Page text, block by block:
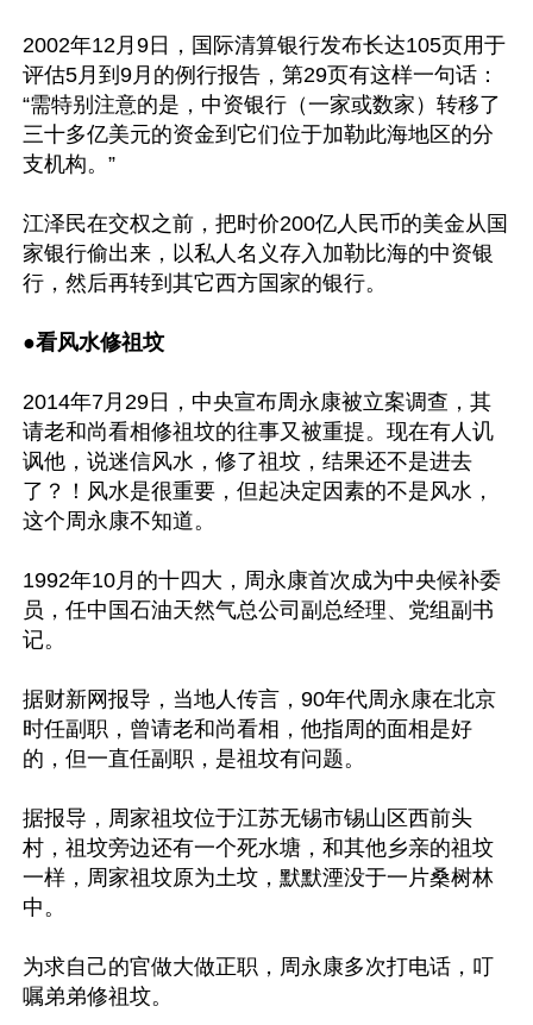
2002年12月9日，国际清算银行发布长达105页用于
评估5月到9月的例行报告，第29页有这样一句话：
“需特别注意的是，中资银行（一家或数家）转移了
三十多亿美元的资金到它们位于加勒此海地区的分
支机构。”
江泽民在交权之前，把时价200亿人民币的美金从国
家银行偷出来，以私人名义存入加勒比海的中资银
行，然后再转到其它西方国家的银行。
●看风水修祖坟
2014年7月29日，中央宣布周永康被立案调查，其
请老和尚看相修祖坟的往事又被重提。现在有人讥
讽他，说迷信风水，修了祖坟，结果还不是进去
了？！风水是很重要，但起决定因素的不是风水，
这个周永康不知道。
1992年10月的十四大，周永康首次成为中央候补委
员，任中国石油天然气总公司副总经理、党组副书
记。
据财新网报导，当地人传言，90年代周永康在北京
时任副职，曾请老和尚看相，他指周的面相是好
的，但一直任副职，是祖坟有问题。
据报导，周家祖坟位于江苏无锡市锡山区西前头
村，祖坟旁边还有一个死水塘，和其他乡亲的祖坟
一样，周家祖坟原为土坟，默默湮没于一片桑树林
中。
为求自己的官做大做正职，周永康多次打电话，叮
嘱弟弟修祖坟。